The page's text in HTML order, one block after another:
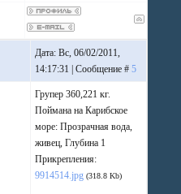
Дата: Вс, 06/02/2011,
14:17:31 | Сообщение #5
Групер 360,221 кг.
Поймана на Карибское
море: Прозрачная вода,
живец, Глубина 1
Прикрепления:
9914514.jpg (318.8 Kb)